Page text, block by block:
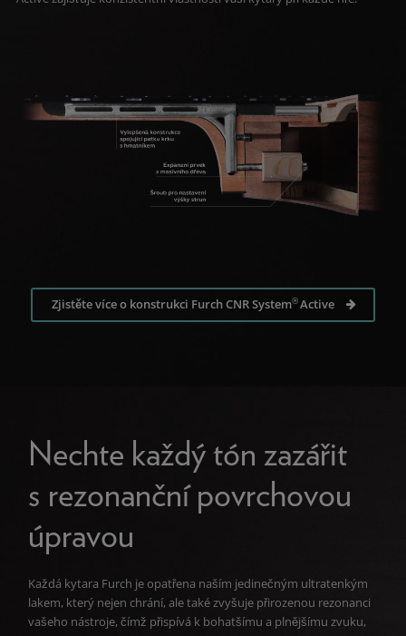
Zjistěte více o konstrukci Furch CNR System®Active
Nechte každý tón zazářit
s rezonanční povrchovou
úpravou
Každá kytara Furch je opatřena naším jedinečným ultratenkým
lakem, který nejen chrání, ale také zvyšuje přirozenou rezonanci
vašeho nástroje, čímž přispívá k bohatšímu a plnějšímu zvuku,